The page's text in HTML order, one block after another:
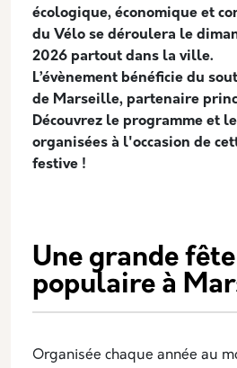
écologique, économique et
du Vélo se déroulera le
2026 partout dans la ville.
L’évènement bénéficie du
de Marseille, partenaire
Découvrez le programme et
organisées à l'occasion de
festive !
Une grande fête
populaire à
Organisée chaque année au